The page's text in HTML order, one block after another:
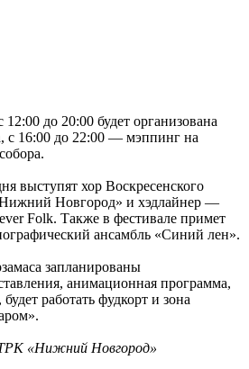
до 20:00 будет организована
с 16:00 до 22:00 — мэппинг на
выступят хор Воскресенского
Новгород» и хэдлайнер —
Folk. Также в фестивале примет
ансамбль «Синий лен».
запланированы
анимационная программа,
работать фудкорт и зона
«Нижний Новгород»